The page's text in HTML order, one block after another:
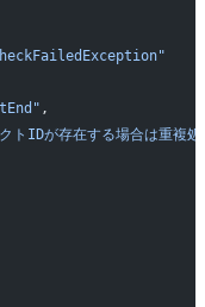
,
トIDが存在する場合は重複